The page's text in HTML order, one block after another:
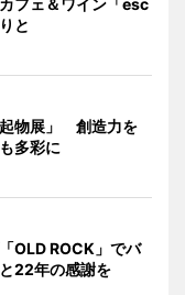
と
物展」 創造力を
多彩に
OLD ROCK」でバ
22年の感謝を